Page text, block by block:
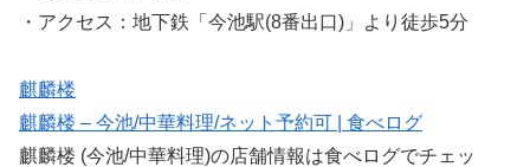
・アクセス：地下鉄「今池駅(8番出口)」より徒歩5分
麒麟楼
麒麟楼 – 今池/中華料理/ネット予約可 | 食べログ
麒麟楼 (今池/中華料理)の店舗情報は食べログでチェッ